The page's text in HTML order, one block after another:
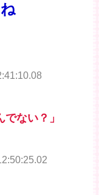
ない？」